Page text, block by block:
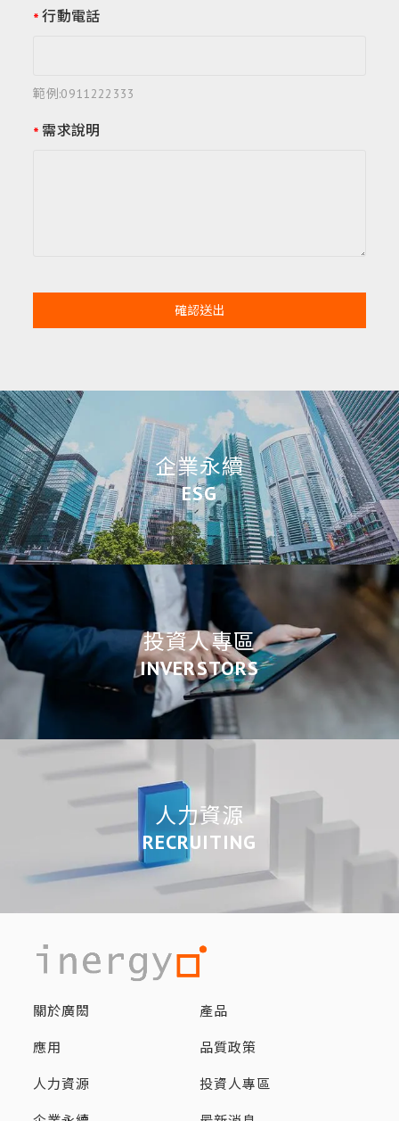
行動電話
範例:0911222333
需求說明
確認送出
企業永續
ESG
投資人專區
INVERSTORS
人力資源
RECRUITING
關於廣閎 產品
應用 品質政策
人力資源 投資人專區